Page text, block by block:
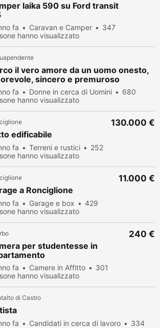
laika 590 su Ford transit
fa Caravan e Camper
347
hanno visualizzato
il vero amore da un uomo onesto,
sincero e premuroso
fa Donne in cerca di Uomini
680
hanno visualizzato
edificabile
fa Terreni e rustici
252
hanno visualizzato
130.000 €
a Ronciglione
fa Garage e box
429
hanno visualizzato
11.000 €
per studentesse in
fa Camere in Affitto
301
hanno visualizzato
240 €
di Castro
fa Candidati in cerca di lavoro
334